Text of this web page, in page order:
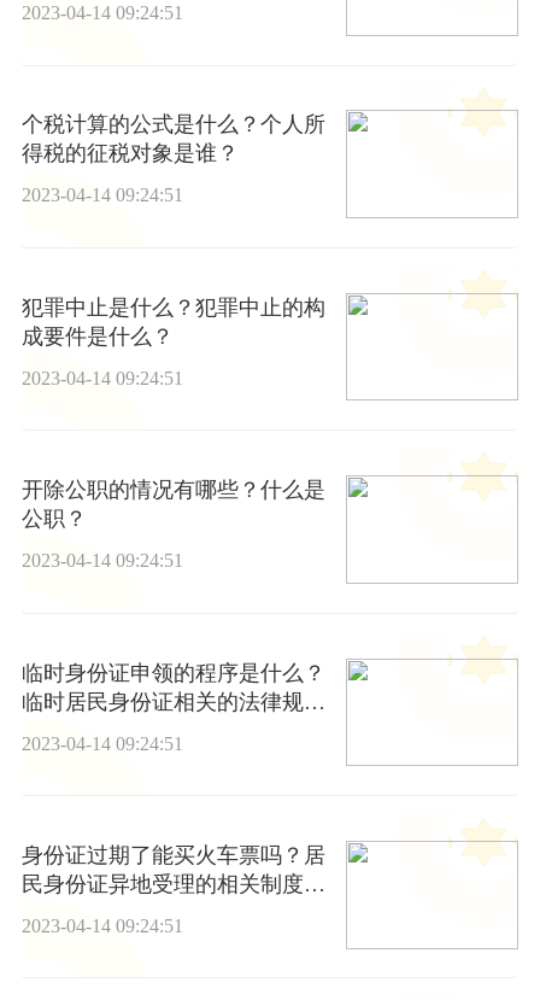
2023-04-14 09:24:51
个税计算的公式是什么？个人所
得税的征税对象是谁？
2023-04-14 09:24:51
犯罪中止是什么？犯罪中止的构
成要件是什么？
2023-04-14 09:24:51
开除公职的情况有哪些？什么是
公职？
2023-04-14 09:24:51
临时身份证申领的程序是什么？
临时居民身份证相关的法律规定
2023-04-14 09:24:51
身份证过期了能买火车票吗？居
民身份证异地受理的相关制度是
2023-04-14 09:24:51